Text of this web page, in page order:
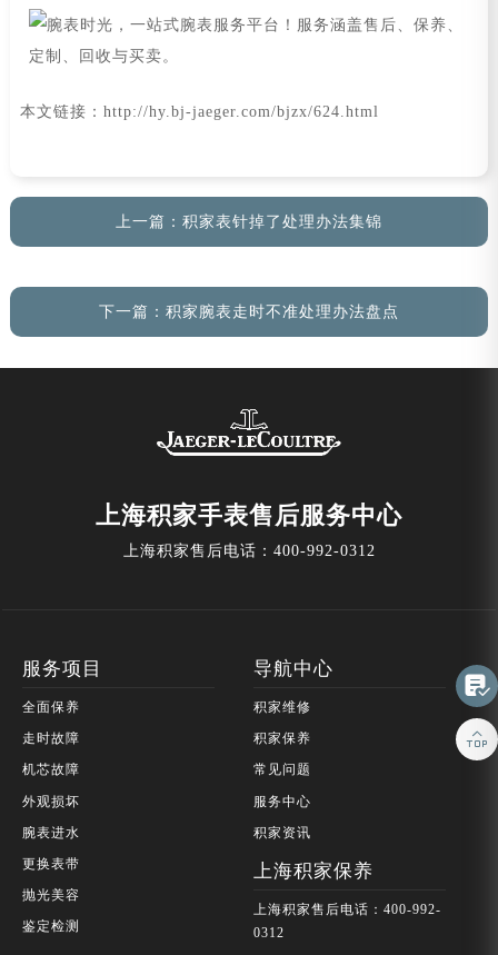
本文链接：http://hy.bj-jaeger.com/bjzx/624.html
上一篇： 积家表针掉了处理办法集锦
下一篇： 积家腕表走时不准处理办法盘点
上海积家手表售后服务中心
上海积家售后电话： 400-992-0312
服务项目
全面保养
走时故障
机芯故障
外观损坏
腕表进水
更换表带
抛光美容
鉴定检测
导航中心
积家维修
积家保养
常见问题
服务中心
积家资讯
上海积家保养
上海积家售后电话：400-992-
0312

